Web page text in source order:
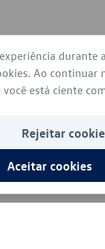
durante
Ao continuar
está ciente
Rejeitar
Aceitar cookies